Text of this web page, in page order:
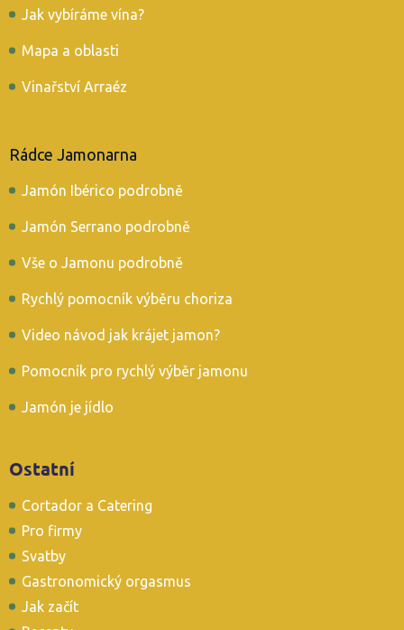
Jak vybíráme vína?
Mapa a oblasti
Vinařství Arraéz
Rádce Jamonarna
Jamón Ibérico podrobně
Jamón Serrano podrobně
Vše o Jamonu podrobně
Rychlý pomocník výběru choriza
Video návod jak krájet jamon?
Pomocník pro rychlý výběr jamonu
Jamón je jídlo
Ostatní
Cortador a Catering
Pro firmy
Svatby
Gastronomický orgasmus
Jak začít